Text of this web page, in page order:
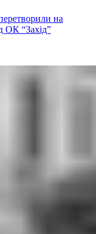
на
ОК “Захід”